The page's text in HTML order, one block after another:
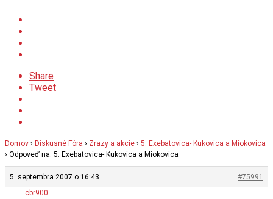
Share
Tweet
Domov › Diskusné Fóra › Zrazy a akcie › 5. Exebatovica- Kukovica a Miokovica
› Odpoveď na: 5. Exebatovica- Kukovica a Miokovica
5. septembra 2007 o 16:43
#75991
cbr900